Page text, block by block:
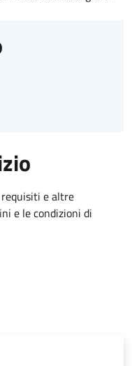
requisiti e altre
e le condizioni di